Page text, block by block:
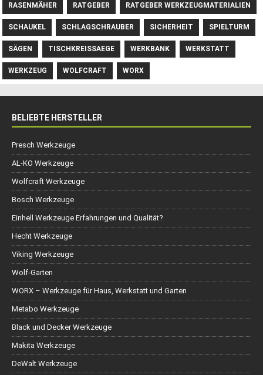
RASENMÄHER RATGEBER RATGEBER WERKZEUGMATERIALIEN
SCHAUKEL SCHLAGSCHRAUBER SICHERHEIT SPIELTURM
SÄGEN TISCHKREISSAEGE WERKBANK WERKSTATT
WERKZEUG WOLFCRAFT WORX
BELIEBTE HERSTELLER
Presch Werkzeuge
AL-KO Werkzeuge
Wolfcraft Werkzeuge
Bosch Werkzeuge
Einhell Werkzeuge Erfahrungen und Qualität?
Hecht Werkzeuge
Viking Werkzeuge
Wolf-Garten
WORX – Werkzeuge für Haus, Werkstatt und Garten
Metabo Werkzeuge
Black und Decker Werkzeuge
Makita Werkzeuge
DeWalt Werkzeuge